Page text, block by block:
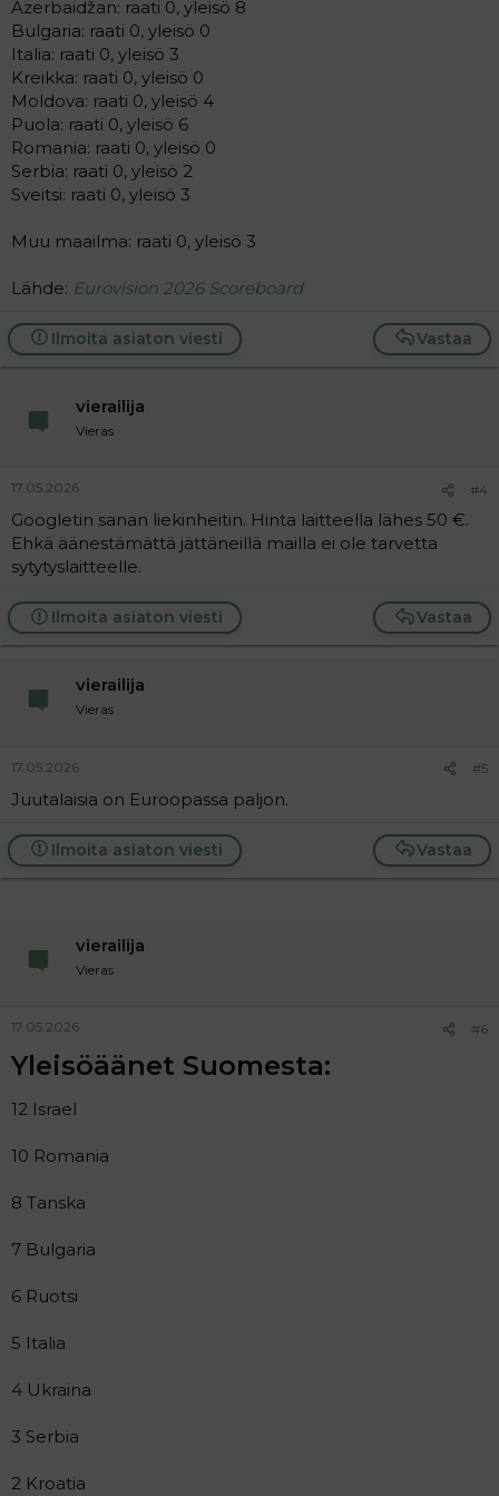
Azerbaidžan: raati 0, yleisö 8
Bulgaria: raati 0, yleisö 0
Italia: raati 0, yleisö 3
Kreikka: raati 0, yleisö 0
Moldova: raati 0, yleisö 4
Puola: raati 0, yleisö 6
Romania: raati 0, yleisö 0
Serbia: raati 0, yleisö 2
Sveitsi: raati 0, yleisö 3
Muu maailma: raati 0, yleisö 3
Lähde: Eurovision 2026 Scoreboard
Vastaa
Ilmoita asiaton viesti
vierailija
Vieras
17.05.2026 #4
Googletin sanan liekinheitin. Hinta laitteella lähes 50 €.
Ehkä äänestämättä jättäneillä mailla ei ole tarvetta
sytytyslaitteelle.
Vastaa
Ilmoita asiaton viesti
vierailija
Vieras
17.05.2026 #5
Juutalaisia on Euroopassa paljon.
Vastaa
Ilmoita asiaton viesti
vierailija
Vieras
17.05.2026 #6
Yleisöäänet Suomesta:​
12 Israel
10 Romania
8 Tanska
7 Bulgaria
6 Ruotsi
5 Italia
4 Ukraina
3 Serbia
2 Kroatia